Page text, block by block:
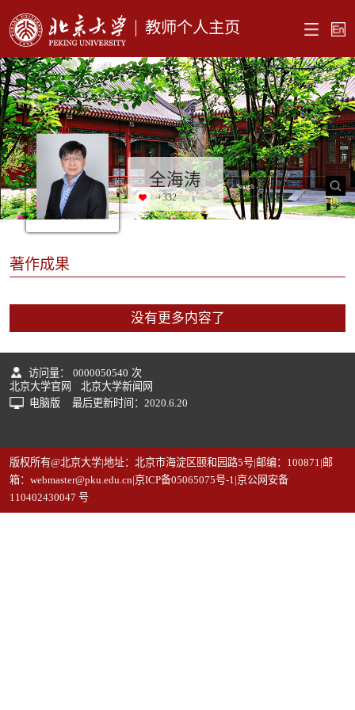
教师个人主页
全海涛
+332
著作成果
没有更多内容了
访问量： 0000050540 次
北京大学官网
北京大学新闻网
电脑版
最后更新时间： 2020 6 20
版权所有@北京大学|地址：北京市海淀区颐和园路5号|邮编：100871|邮
箱：webmaster@pku.edu.cn|京ICP备05065075号-1|京公网安备
110402430047 号